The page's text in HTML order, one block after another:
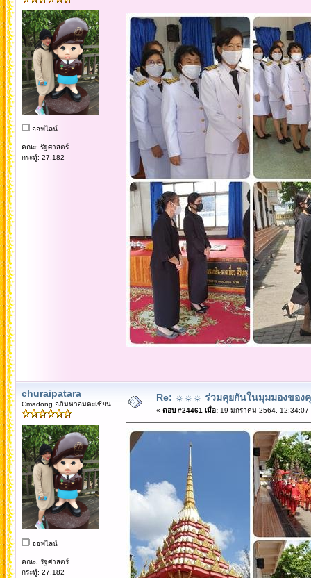
ออฟไลน์
คณะ: รัฐศาสตร์
กระทู้: 27,182
churaipatara
Cmadong อภิมหาอมตะเซียน
ออฟไลน์
คณะ: รัฐศาสตร์
กระทู้: 27,182
Re: ☼☼☼ ร่วมคุยกันในมุมมองของ
« ตอบ #24461 เมื่อ:19 มกราคม 2564, 12:34:07